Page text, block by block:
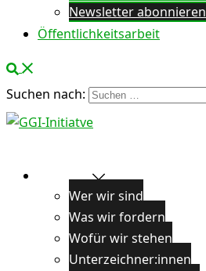
Newsletter abonnieren
Öffentlichkeitsarbeit
Suchen nach:
Über uns
Wer wir sind
Was wir fordern
Wofür wir stehen
Unterzeichner:innen